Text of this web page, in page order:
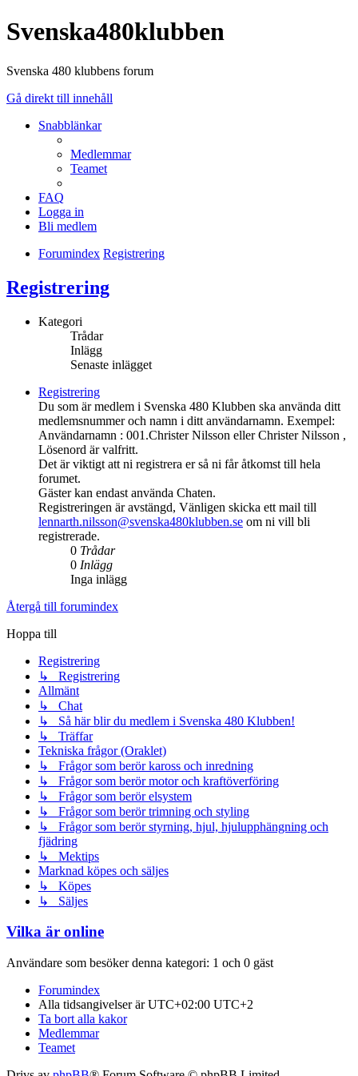
Svenska480klubben
Svenska 480 klubbens forum
Gå direkt till innehåll
Snabblänkar
Medlemmar
Teamet
FAQ
Logga in
Bli medlem
Forumindex Registrering
Registrering
Kategori
Trådar
Inlägg
Senaste inlägget
Registrering
Du som är medlem i Svenska 480 Klubben ska använda ditt
medlemsnummer och namn i ditt användarnamn. Exempel:
Användarnamn : 001.Christer Nilsson eller Christer Nilsson ,
Lösenord är valfritt.
Det är viktigt att ni registrera er så ni får åtkomst till hela
forumet.
Gäster kan endast använda Chaten.
Registreringen är avstängd, Vänligen skicka ett mail till
lennarth.nilsson@svenska480klubben.se om ni vill bli
registrerade.
0 Trådar
0 Inlägg
Inga inlägg
Återgå till forumindex
Hoppa till
Registrering
↳ Registrering
Allmänt
↳ Chat
↳ Så här blir du medlem i Svenska 480 Klubben!
↳ Träffar
Tekniska frågor (Oraklet)
↳ Frågor som berör kaross och inredning
↳ Frågor som berör motor och kraftöverföring
↳ Frågor som berör elsystem
↳ Frågor som berör trimning och styling
↳ Frågor som berör styrning, hjul, hjulupphängning och
fjädring
↳ Mektips
Marknad köpes och säljes
↳ Köpes
↳ Säljes
Vilka är online
Användare som besöker denna kategori: 1 och 0 gäst
Forumindex
Alla tidsangivelser är UTC+02:00 UTC+2
Ta bort alla kakor
Medlemmar
Teamet